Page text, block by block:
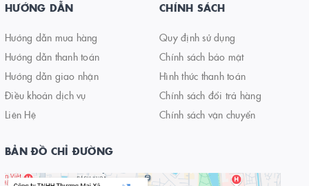
HƯỚNG DẪN
Hướng dẫn mua hàng
Hướng dẫn thanh toán
Hướng dẫn giao nhận
Điều khoản dịch vụ
Liên Hệ
CHÍNH SÁCH
Quy định sử dụng
Chính sách bảo mật
Hình thức thanh toán
Chính sách đổi trả hàng
Chính sách vận chuyển
BẢN ĐỒ CHỈ ĐƯỜNG